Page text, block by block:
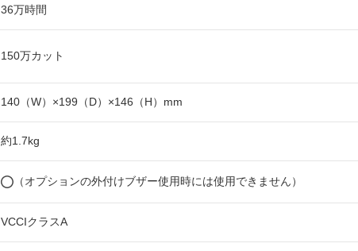
36万時間
150万カット
140（W）×199（D）×146（H）mm
約1.7kg
（オプションの外付けブザー使用時には使用できません）
VCCIクラスA